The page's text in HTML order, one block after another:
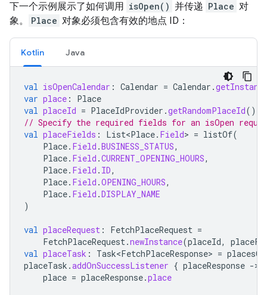
下一个示例展示了如何调用 isOpen() 并传递 Place 对
象。
Place 对象必须包含有效的地点 ID：
Kotlin Java
val isOpenCalendar : Calendar = Calendar .
var place :
Place
val placeId = PlaceIdProvider .getRandomPlaceId()
// Specify the required fields for an isOpen
val placeFields : List<Place. Field> = listOf(
Place. Field .BUSINESS_STATUS,
Place. Field .CURRENT_OPENING_HOURS,
Place. Field . ID,
Place. Field .OPENING_HOURS,
Place. Field .DISPLAY_NAME
)
val placeRequest : FetchPlaceRequest =
FetchPlaceRequest.newInstance(placeId,
val placeTask : Task<FetchPlaceResponse> =
placeTask .addOnSuccessListener { placeResponse -
place = placeResponse.place